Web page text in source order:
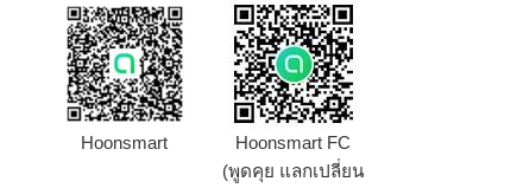
Hoonsmart
Hoonsmart FC
(พูดคุย แลกเปลี่ยน